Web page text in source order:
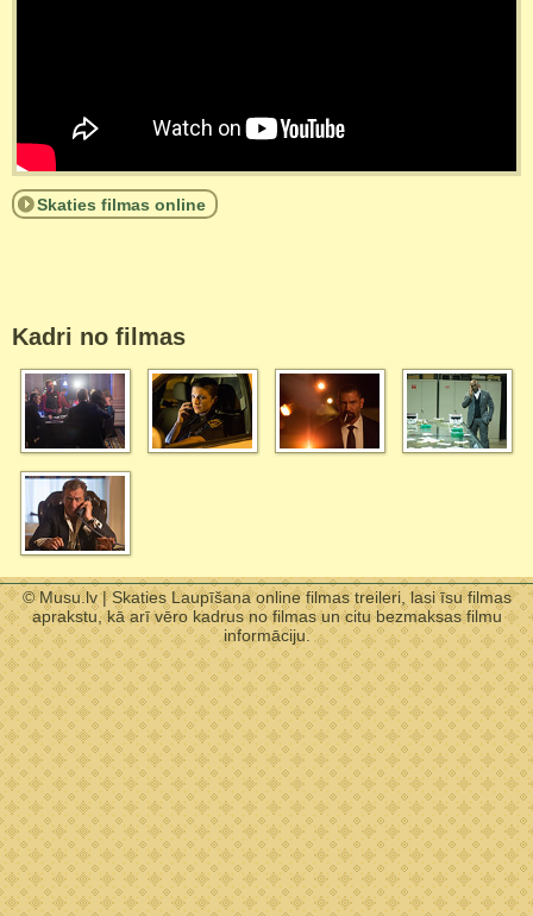
Skaties filmas online
Kadri no filmas
© Musu.lv | Skaties Laupīšana online filmas treileri, lasi īsu filmas
aprakstu, kā arī vēro kadrus no filmas un citu bezmaksas filmu
informāciju.